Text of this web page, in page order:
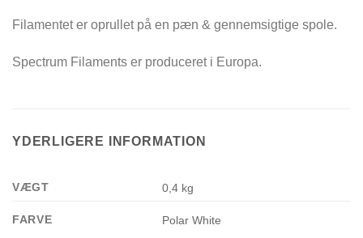
Filamentet er oprullet på en pæn & gennemsigtige spole.
Spectrum Filaments er produceret i Europa.
YDERLIGERE INFORMATION
VÆGT 0,4 kg
FARVE Polar White